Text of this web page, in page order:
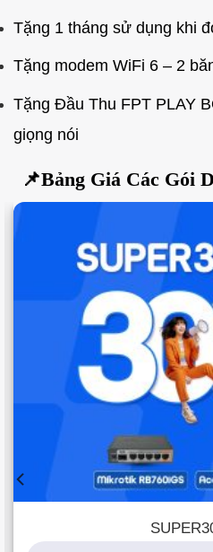
Tặng 1 tháng sử dụng khi
Tặng modem WiFi 6 – 2
Tặng Đầu Thu FPT PLAY
giọng nói
📌Bảng Giá Các Gói